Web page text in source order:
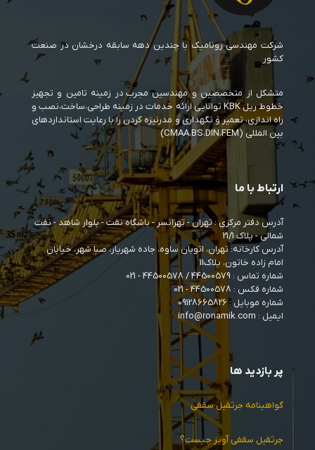
شرکت مهندسی رونامیک با چندین دهه سابقه درخشان در صنعت
کشور
متشکل از متخصصین و مهندسین مجرب در زمینه تامین و تجهیز
خطوط ریل KBK توانایی ارائه خدمات در زمینه طراحی،ساخت،نصب و
راه اندازی، تعمیر و نگهداری و مدرنیزه کردن را با رعایت استانداردهای
بین المللی (CMAA،BS،DIN،FEM)
ارتباط با ما
آدرس دفتر مرکزی : تهران - تهرانسر - باشگاه نفت - بلوار شاهد - نفت
شمالی - پلاک 21/1
آدرس کارخانه: تهران، اتوبان ساوه، جاده شهریار، صبا شهر، خیابان
امام زاده خاتون، پلاک11
شماره تماس : 44500579
/
44500578
- 021
شماره فکس : 44500578 - 021
شماره موبایل : 09128665826
ایمیل : info@ronamik.com
پر بازدید ها
گواهینامه جرثقیل سقفی
جرثقیل سقفی آویز چیست؟